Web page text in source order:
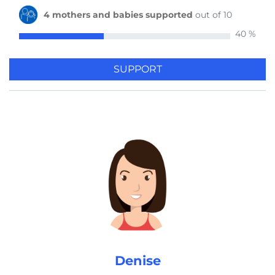
1 mother and baby supported
3 mothers and babies supported
by Bérénice 5 years ago
5 mothers and babies supported
by Locherschmuck GmbH 5 years ago
4 mothers and babies supported out of 10
40 %
SUPPORT
Denise